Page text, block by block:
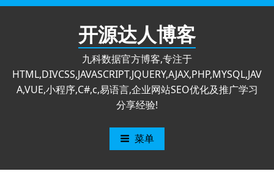
跳
开源达人博客
九科数据官方博客,专注于
HTML,DIVCSS,JAVASCRIPT,JQUERY,AJAX,PHP,MYSQL,JAV
A,VUE,小程序,C#,c,易语言,企业网站SEO优化及推广学习
分享经验!
菜单